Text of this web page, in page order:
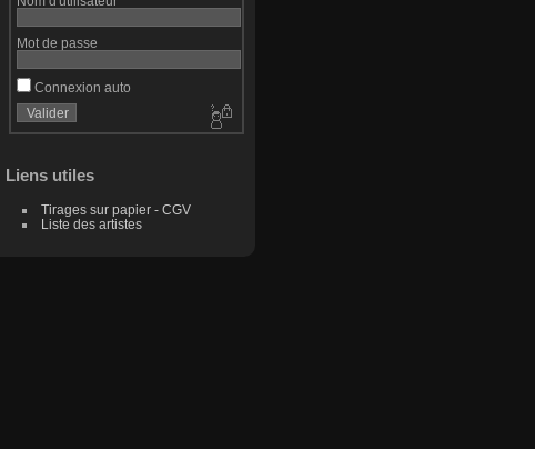
Mot de passe
Connexion auto
Liens utiles
Tirages sur papier - CGV
Liste des artistes